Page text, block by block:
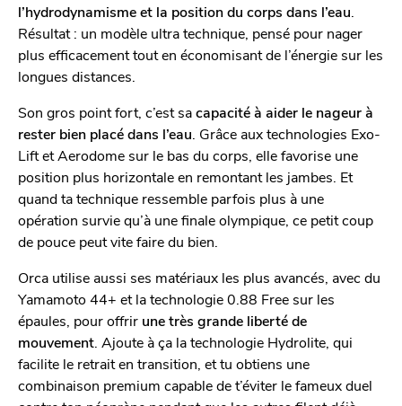
l’hydrodynamisme et la position du corps dans l’eau
Résultat : un modèle ultra technique, pensé pour nager
plus efficacement tout en économisant de l’énergie sur les
longues distances.
Son gros point fort, c’est sacapacité à aider le nageur à
rester bien placé dans l’eau . Grâce aux technologies Exo-
Lift et Aerodome sur le bas du corps, elle favorise une
position plus horizontale en remontant les jambes. Et
quand ta technique ressemble parfois plus à une
opération survie qu’à une finale olympique, ce petit coup
de pouce peut vite faire du bien.
Orca utilise aussi ses matériaux les plus avancés, avec du
Yamamoto 44+ et la technologie 0.88 Free sur les
épaules, pour offrir une très grande liberté de
mouvement. Ajoute à ça la technologie Hydrolite, qui
facilite le retrait en transition, et tu obtiens une
combinaison premium capable de t’éviter le fameux duel